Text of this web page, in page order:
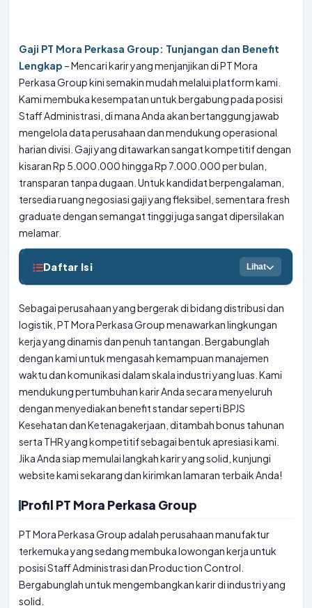
Gaji PT Mora Perkasa Group: Tunjangan dan Benefit
Lengkap – Mencari karir yang menjanjikan di PT Mora
Perkasa Group kini semakin mudah melalui platform kami.
Kami membuka kesempatan untuk bergabung pada posisi
Staff Administrasi, di mana Anda akan bertanggung jawab
mengelola data perusahaan dan mendukung operasional
harian divisi. Gaji yang ditawarkan sangat kompetitif dengan
kisaran Rp 5.000.000 hingga Rp 7.000.000 per bulan,
transparan tanpa dugaan. Untuk kandidat berpengalaman,
tersedia ruang negosiasi gaji yang fleksibel, sementara fresh
graduate dengan semangat tinggi juga sangat dipersilakan
melamar.
Daftar Isi Lihat
Sebagai perusahaan yang bergerak di bidang distribusi dan
logistik, PT Mora Perkasa Group menawarkan lingkungan
kerja yang dinamis dan penuh tantangan. Bergabunglah
dengan kami untuk mengasah kemampuan manajemen
waktu dan komunikasi dalam skala industri yang luas. Kami
mendukung pertumbuhan karir Anda secara menyeluruh
dengan menyediakan benefit standar seperti BPJS
Kesehatan dan Ketenagakerjaan, ditambah bonus tahunan
serta THR yang kompetitif sebagai bentuk apresiasi kami.
Jika Anda siap memulai langkah karir yang solid, kunjungi
website kami sekarang dan kirimkan lamaran terbaik Anda!
Profil PT Mora Perkasa Group
PT Mora Perkasa Group adalah perusahaan manufaktur
terkemuka yang sedang membuka lowongan kerja untuk
posisi Staff Administrasi dan Production Control.
Bergabunglah untuk mengembangkan karir di industri yang
solid.